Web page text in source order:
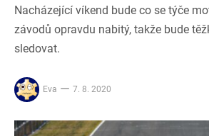
Nacházející víkend bude co se týče
závodů opravdu nabitý, takže bude
sledovat.
Eva 7. 8. 2020